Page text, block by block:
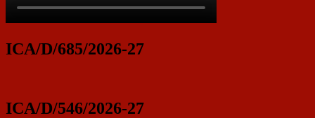
ICA/D/685/2026-27
ICA/D/546/2026-27